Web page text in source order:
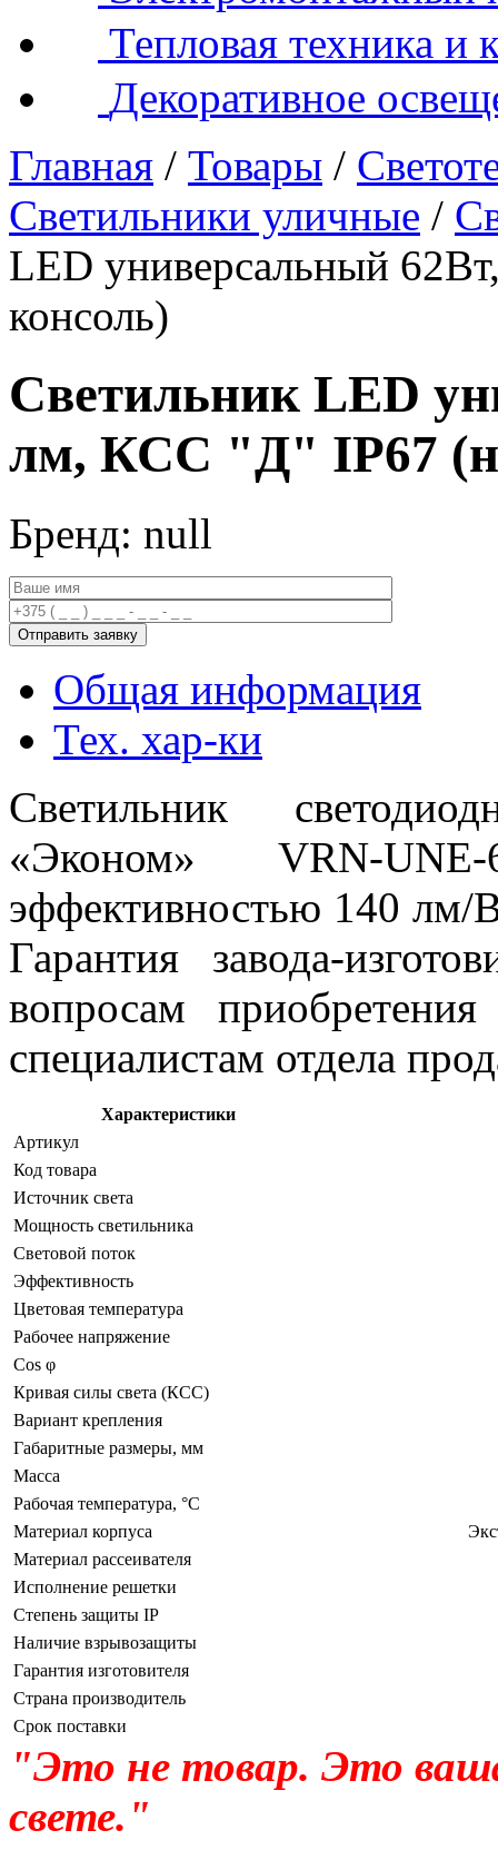
Тепловая техника и
Декоративное
Главная / Товары /
Светильники уличные /
LED универсальный
консоль)
Светильник LED
лм, КСС "Д" IP67
Бренд: null
Общая информация
Тех. хар-ки
Светильник
«Эконом» VRN-
эффективностью 140 лм/
Гарантия завода-
вопросам
специалистам отдела
Характеристики
Артикул
Код товара
Источник света
Мощность светильника
Световой поток
Эффективность
Цветовая температура
Рабочее напряжение
Сos φ
Кривая силы света (КСС)
Вариант крепления
Габаритные размеры, мм
Масса
Рабочая температура, °C
Материал корпуса
Материал рассеивателя
Исполнение решетки
Степень защиты IP
Наличие взрывозащиты
Гарантия изготовителя
Страна производитель
Срок поставки
"Это не товар. Это
свете."